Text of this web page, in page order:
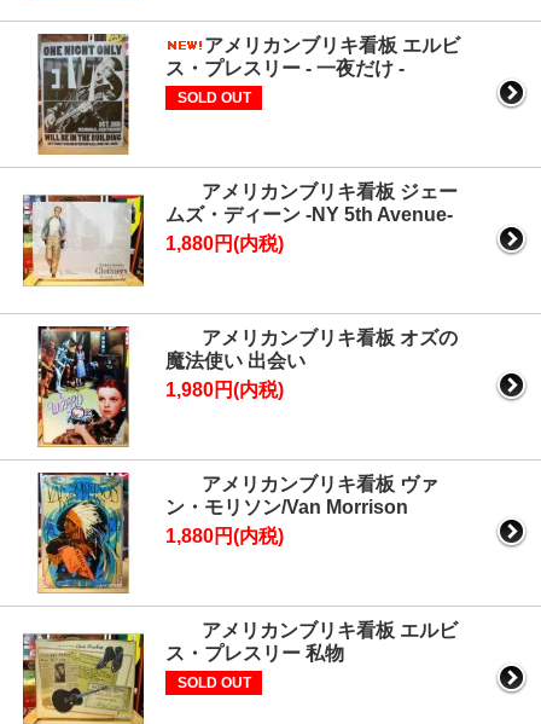
アメリカンブリキ看板 エルビ
ス・プレスリー - 一夜だけ -
SOLD OUT
アメリカンブリキ看板 ジェー
ムズ・ディーン -NY 5th Avenue-
1,880円(内税)
アメリカンブリキ看板 オズの
魔法使い 出会い
1,980円(内税)
アメリカンブリキ看板 ヴァ
ン・モリソン/Van Morrison
1,880円(内税)
アメリカンブリキ看板 エルビ
ス・プレスリー 私物
SOLD OUT